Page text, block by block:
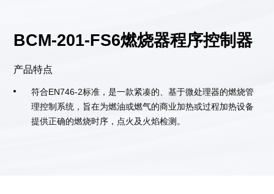
BCM-201-FS6燃烧器程序控制器
产品特点
符合EN746-2标准，是一款紧凑的、基于微处理器的燃烧管
理控制系统，旨在为燃油或燃气的商业加热或过程加热设备
提供正确的燃烧时序，点火及火焰检测。